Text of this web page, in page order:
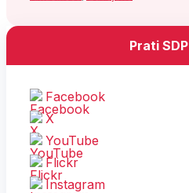
Prati SDP
Facebook
X
YouTube
Flickr
Instagram